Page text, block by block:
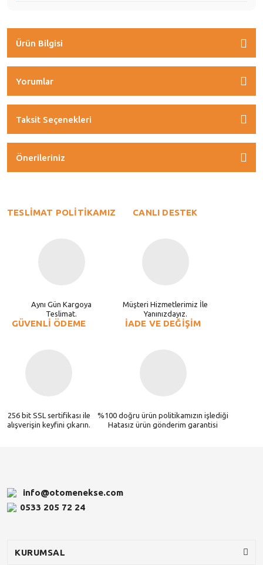
Ürün Bilgisi
Yorumlar
Taksit Seçenekleri
Önerileriniz
TESLİMAT POLİTİKAMIZ
Aynı Gün Kargoya
Teslimat.
CANLI DESTEK
Müşteri Hizmetlerimiz İle
Yanınızdayız.
GÜVENLİ ÖDEME
256 bit SSL sertifikası ile
alışverişin keyfini çıkarın.
İADE VE DEĞİŞİM
%100 doğru ürün politikamızın işlediği
Hatasız ürün gönderim garantisi
info@otomenekse.com
0533 205 72 24
KURUMSAL